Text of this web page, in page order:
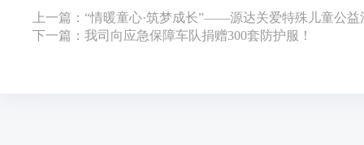
上一篇：“情暖童心·筑梦成长”——源达关爱特殊儿童公益
下一篇：我司向应急保障车队捐赠300套防护服！